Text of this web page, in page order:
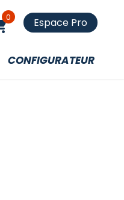
0 Espace Pro
CONFIGURATEUR